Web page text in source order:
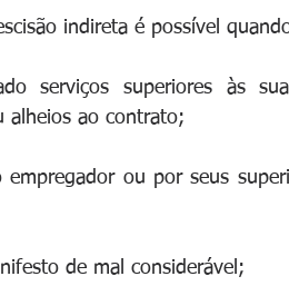
indireta é possível
serviços superiores às
alheios ao contrato;
ou por seus
de mal considerável;